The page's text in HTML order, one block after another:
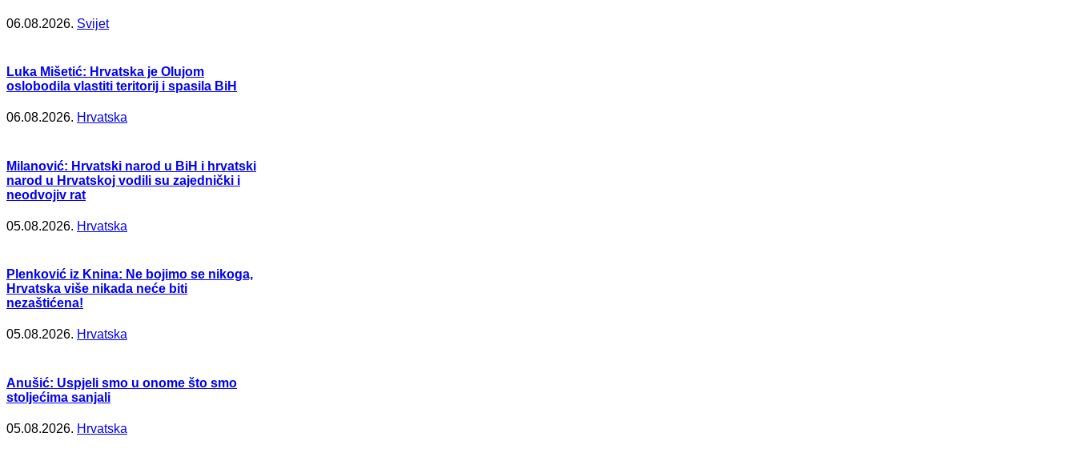
06.08.2026. Svijet
Luka Mišetić: Hrvatska je Olujom
oslobodila vlastiti teritorij i spasila BiH
06.08.2026. Hrvatska
Milanović: Hrvatski narod u BiH i hrvatski
narod u Hrvatskoj vodili su zajednički i
neodvojiv rat
05.08.2026. Hrvatska
Plenković iz Knina: Ne bojimo se nikoga,
Hrvatska više nikada neće biti
nezaštićena!
05.08.2026. Hrvatska
Anušić: Uspjeli smo u onome što smo
stoljećima sanjali
05.08.2026. Hrvatska